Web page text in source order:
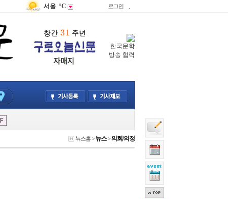
서울 °C 로그인
한국문학
방송 협력
뉴스홈>뉴스>의회/의정